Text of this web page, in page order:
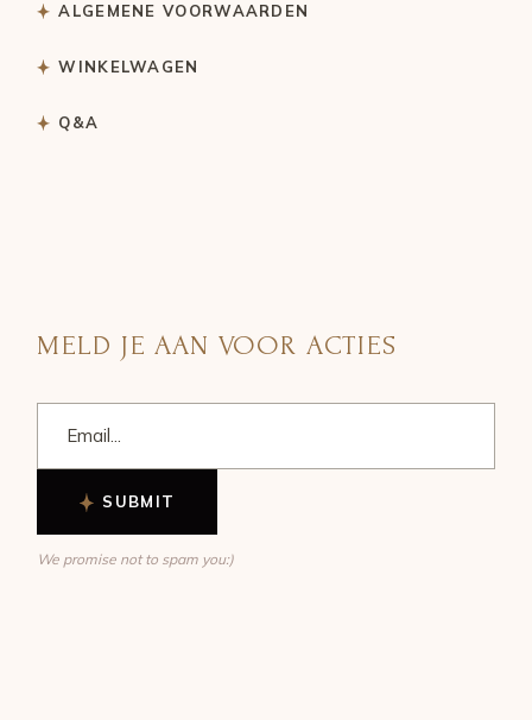
ALGEMENE VOORWAARDEN
WINKELWAGEN
Q&A
MELD JE AAN VOOR ACTIES
SUBMIT
We promise not to spam you:)